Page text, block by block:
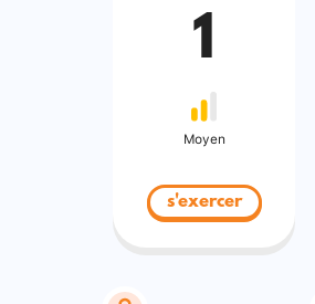
1
Moyen
s'exercer